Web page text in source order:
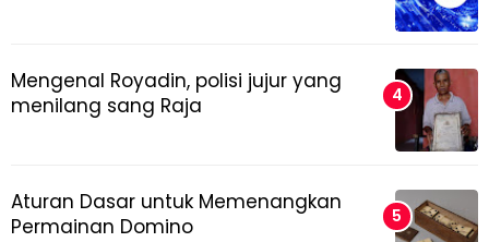
Mengenal Royadin, polisi jujur yang
menilang sang Raja
Aturan Dasar untuk Memenangkan
Permainan Domino